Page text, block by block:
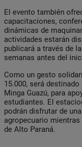
El evento también
capacitaciones,
dinámicas de
actividades estarán
publicará a través de
semanas antes del
Como un gesto
15.000, será
Minga Guazú, para
estudiantes. El
podrán disfrutar de
agropecuario
de Alto Paraná.